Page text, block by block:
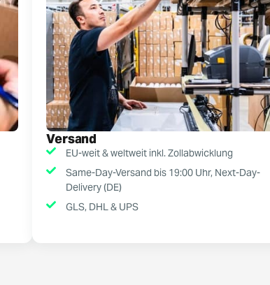
Versand
EU-weit & weltweit inkl. Zollabwicklung
Same-Day-Versand bis 19:00 Uhr, Next-Day-
Delivery (DE)
GLS, DHL & UPS